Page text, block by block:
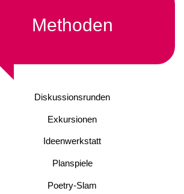
Methoden
Diskussionsrunden
Exkursionen
Ideenwerkstatt
Planspiele
Poetry-Slam